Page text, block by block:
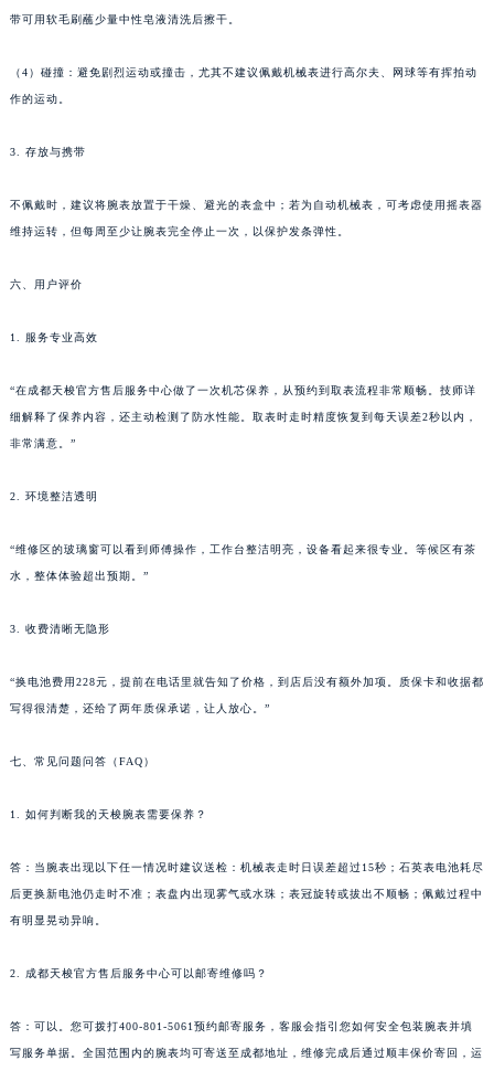
带可用软毛刷蘸少量中性皂液清洗后擦干。
（4）碰撞：避免剧烈运动或撞击，尤其不建议佩戴机械表进行高尔夫、网球等有挥拍动
作的运动。
3. 存放与携带
不佩戴时，建议将腕表放置于干燥、避光的表盒中；若为自动机械表，可考虑使用摇表器
维持运转，但每周至少让腕表完全停止一次，以保护发条弹性。
六、用户评价
1. 服务专业高效
“在成都天梭官方售后服务中心做了一次机芯保养，从预约到取表流程非常顺畅。技师详
细解释了保养内容，还主动检测了防水性能。取表时走时精度恢复到每天误差2秒以内，
非常满意。”
2. 环境整洁透明
“维修区的玻璃窗可以看到师傅操作，工作台整洁明亮，设备看起来很专业。等候区有茶
水，整体体验超出预期。”
3. 收费清晰无隐形
“换电池费用228元，提前在电话里就告知了价格，到店后没有额外加项。质保卡和收据都
写得很清楚，还给了两年质保承诺，让人放心。”
七、常见问题问答（FAQ）
1. 如何判断我的天梭腕表需要保养？
答：当腕表出现以下任一情况时建议送检：机械表走时日误差超过15秒；石英表电池耗尽
后更换新电池仍走时不准；表盘内出现雾气或水珠；表冠旋转或拔出不顺畅；佩戴过程中
有明显晃动异响。
2. 成都天梭官方售后服务中心可以邮寄维修吗？
答：可以。您可拨打400-801-5061预约邮寄服务，客服会指引您如何安全包装腕表并填
写服务单据。全国范围内的腕表均可寄送至成都地址，维修完成后通过顺丰保价寄回，运